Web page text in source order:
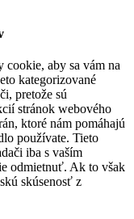
cookie, aby sa vám na
kategorizované
pretože sú
stránok webového
ktoré nám pomáhajú
používate. Tieto
iba s vaším
odmietnuť. Ak to však
skúsenosť z